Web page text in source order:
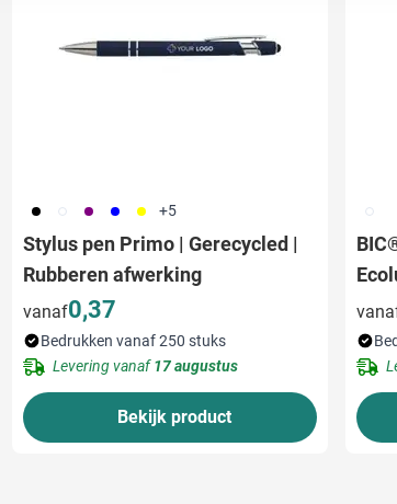
001 002 024 005 006 +5
Stylus pen Primo | Gerecycled |
Rubberen afwerking
vanaf0,37
Bedrukken vanaf 250 stuks
Levering vanaf17 augustus
Bekijk product
002